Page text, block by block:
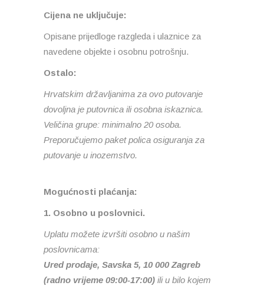
Cijena ne uključuje:
Opisane prijedloge razgleda i ulaznice za
navedene objekte i osobnu potrošnju.
Ostalo:
Hrvatskim državljanima za ovo putovanje
dovoljna je putovnica ili osobna iskaznica.
Veličina grupe: minimalno 20 osoba.
Preporučujemo paket polica osiguranja za
putovanje u inozemstvo.
Mogućnosti plaćanja:
1. Osobno u poslovnici.
Uplatu možete izvršiti osobno u našim
poslovnicama:
Ured prodaje, Savska 5, 10 000 Zagreb
(radno vrijeme 09:00-17:00) ili u bilo kojem